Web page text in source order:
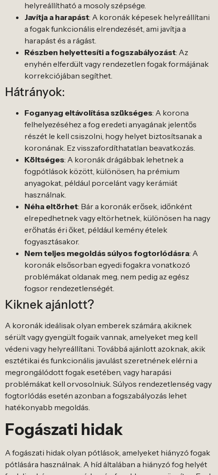
helyreállítható a mosoly szépsége.
Javítja a harapást: A koronák képesek helyreállítani
a fogak funkcionális elrendezését, ami javítja a
harapást és a rágást.
Részben helyettesíti a fogszabályozást: Az
enyhén elferdült vagy rendezetlen fogak formájának
korrekciójában segíthet.
Hátrányok:
Foganyag eltávolítása szükséges: A korona
felhelyezéséhez a fog eredeti anyagának jelentős
részét le kell csiszolni, hogy helyet biztosítsanak a
koronának. Ez visszafordíthatatlan beavatkozás.
Költséges: A koronák drágábbak lehetnek a
fogpótlások között, különösen, ha prémium
anyagokat, például porcelánt vagy kerámiát
használnak.
Néha eltörhet: Bár a koronák erősek, időnként
elrepedhetnek vagy eltörhetnek, különösen ha nagy
erőhatás éri őket, például kemény ételek
fogyasztásakor.
Nem teljes megoldás súlyos fogtorlódásra: A
koronák elsősorban egyedi fogakra vonatkozó
problémákat oldanak meg, nem pedig az egész
fogsor rendezetlenségét.
Kiknek ajánlott?
A koronák ideálisak olyan emberek számára, akiknek
sérült vagy gyengült fogaik vannak, amelyeket meg kell
védeni vagy helyreállítani. Továbbá ajánlott azoknak, akik
esztétikai és funkcionális javulást szeretnének elérni a
megrongálódott fogak esetében, vagy harapási
problémákat kell orvosolniuk. Súlyos rendezetlenség vagy
fogtorlódás esetén azonban a fogszabályozás lehet
hatékonyabb megoldás.
Fogászati hidak
A fogászati hidak olyan pótlások, amelyeket hiányzó fogak
pótlására használnak. A híd általában a hiányzó fog helyét